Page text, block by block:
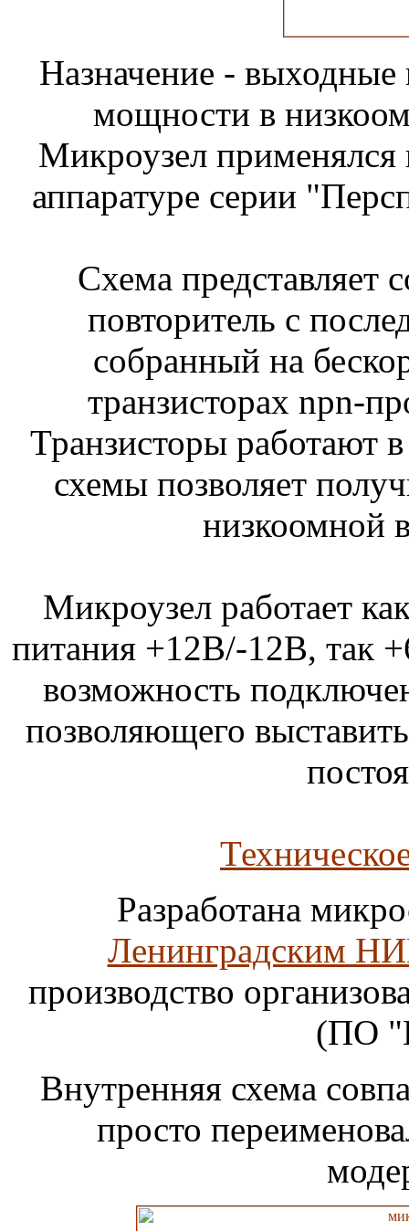
Назначение - выходные
мощности в
Микроузел
аппаратуре серии
Схема представляет
повторитель с
собранный на
транзисторах npn-
Транзисторы работают
схемы позволяет
низкоомной
Микроузел работает
питания +12B/-12В, так
возможность
позволяющего
Разработана
Ленинградским
производство
(ПО
Внутренняя схема
просто